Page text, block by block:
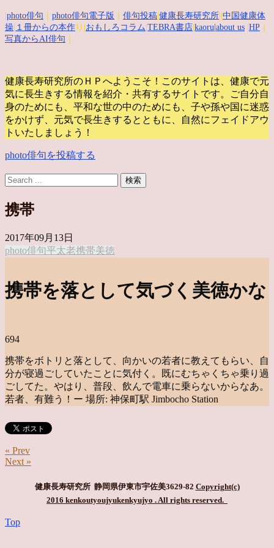
photo俳句 photo俳句電子版 俳句投稿 健康長寿研究所 中国健康体
操 １冊からの本作 り| おもしろコラム TEBRA書店 kaoru |about us HP
写真からAI俳句
健康長寿研究所のＨＰへようこそ！このサイトは、健康で元
気に長生きする情報を紹介・共有するサイトです。
ご自分自
身のためにも、平和な世の中のためにも、子や孫や国に迷惑
をかけず、元気で長生きするとともに、自然にフェイドアウ
トいたしましょう！
photo俳句を投稿する
携帯
2017年09月13日
photo俳句平太老携帯美徳
携帯を落として気づく美徳かな
694
携帯をボトリと落として、向かいの若者に教えてもらい、自
分が寝過ごしていたことに気付く。既にむちゃくちゃ乗り過
ごしてた。やはり、普段、飲んで電車に乗らないからなあ。
若者、有難う！ー 場所: 神保町駅 Jimbocho Station
« Prev
Next »
健康長寿研究所 静岡県伊東市宇佐美3629-82 Copyright(c)
2016 kenkoutyoujyukenkyujyo . All rights reserved.
Top